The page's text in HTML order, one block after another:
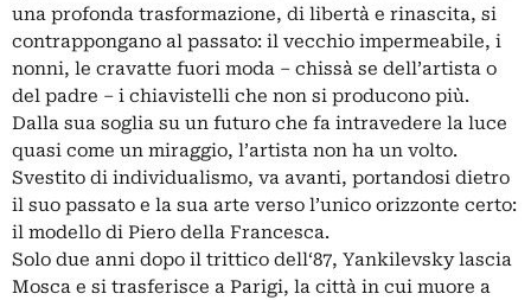
una profonda trasformazione, di libertà e rinascita, si
contrappongano al passato: il vecchio impermeabile, i
nonni, le cravatte fuori moda ‒ chissà se dell’artista o
del padre ‒ i chiavistelli che non si producono più.
Dalla sua soglia su un futuro che fa intravedere la luce
quasi come un miraggio, l’artista non ha un volto.
Svestito di individualismo, va avanti, portandosi dietro
il suo passato e la sua arte verso l’unico orizzonte certo:
il modello di Piero della Francesca.
Solo due anni dopo il trittico dell‘87, Yankilevsky lascia
Mosca e si trasferisce a Parigi, la città in cui muore a